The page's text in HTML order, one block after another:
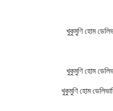
খুকুমুণি হোম
খুকুমুণি হোম
খুকুমুণি হোম